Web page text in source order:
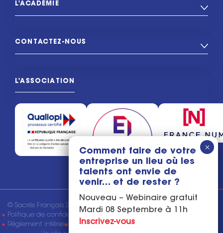
L'ACADÉMIE
CONTACTEZ-NOUS
L'ASSOCIATION
© Sacrés Français 2026 Mentions légales
Politique de confidentialité
Conditions générales de vente
Règlement intérieur
Tous droits réservés
Comment faire de votre
entreprise un lieu où les
talents ont envie de
venir… et de rester ?
Nouveau – Webinaire gratuit
Mardi 08 Septembre à 11h
Inscrivez-vous